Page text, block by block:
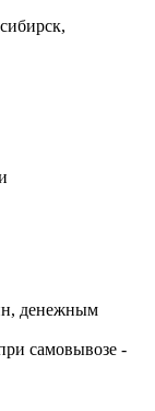
денежным
самовывозе -